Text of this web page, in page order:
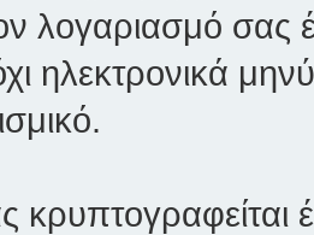
λογαριασμό σας
ηλεκτρονικά
κρυπτογραφείται